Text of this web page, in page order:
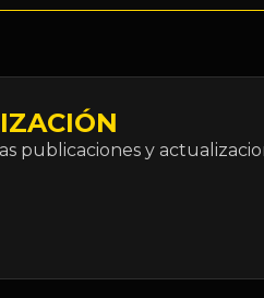
publicaciones y